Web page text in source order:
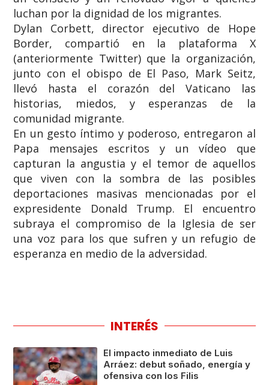
luchan por la dignidad de los migrantes.
​Dylan Corbett, director ejecutivo de Hope
Border, compartió en la plataforma X
(anteriormente Twitter) que la organización,
junto con el obispo de El Paso, Mark Seitz,
llevó hasta el corazón del Vaticano las
historias, miedos, y esperanzas de la
comunidad migrante.
​En un gesto íntimo y poderoso, entregaron al
Papa mensajes escritos y un vídeo que
capturan la angustia y el temor de aquellos
que viven con la sombra de las posibles
deportaciones masivas mencionadas por el
expresidente Donald Trump. El encuentro
subraya el compromiso de la Iglesia de ser
una voz para los que sufren y un refugio de
esperanza en medio de la adversidad.
INTERÉS
El impacto inmediato de Luis
Arráez: debut soñado, energía y
ofensiva con los Filis